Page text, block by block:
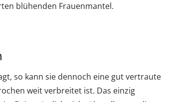
blühenden Frauenmantel.
so kann sie dennoch eine gut vertraute
weit verbreitet ist. Das einzig